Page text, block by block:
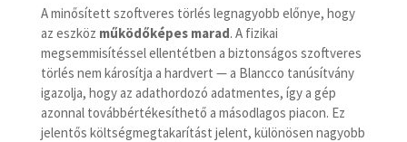
A minősített szoftveres törlés legnagyobb előnye, hogy
az eszköz működőképes marad. A fizikai
megsemmisítéssel ellentétben a biztonságos szoftveres
törlés nem károsítja a hardvert — a Blancco tanúsítvány
igazolja, hogy az adathordozó adatmentes, így a gép
azonnal továbbértékesíthető a másodlagos piacon. Ez
jelentős költségmegtakarítást jelent, különösen nagyobb